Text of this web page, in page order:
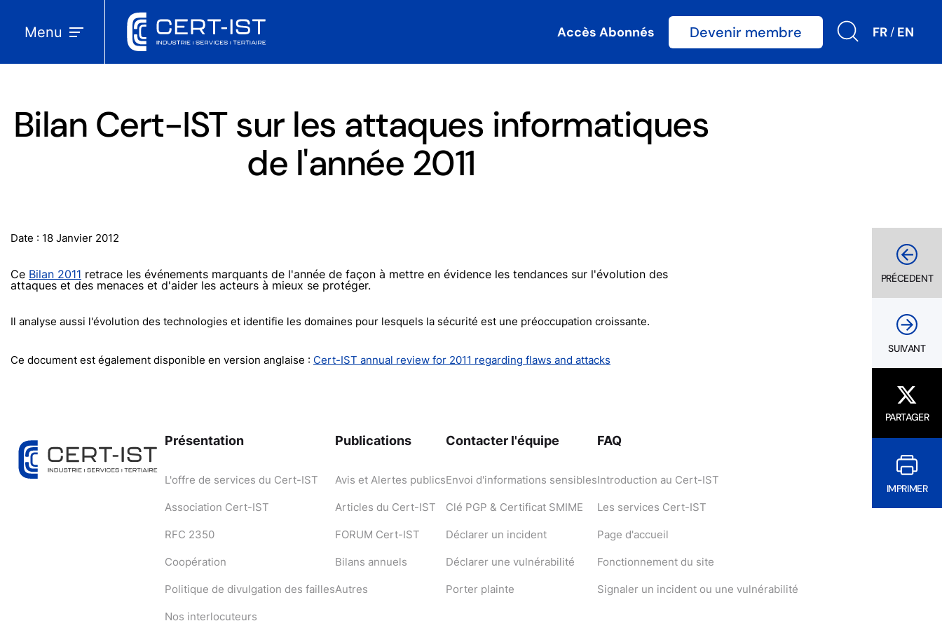
Menu Accès Abonnés Devenir membre FR / EN
Bilan Cert-IST sur les attaques informatiques
de l'année 2011
Date : 18 Janvier 2012
Ce Bilan 2011 retrace les événements marquants de l'année de façon à mettre en évidence les tendances sur l'évolution des
attaques et des menaces et d'aider les acteurs à mieux se protéger.
Il analyse aussi l'évolution des technologies et identifie les domaines pour lesquels la sécurité est une préoccupation croissante.
Ce document est également disponible en version anglaise : Cert-IST annual review for 2011 regarding flaws and attacks
PRÉCEDENT
SUIVANT
PARTAGER
IMPRIMER
Présentation
L'offre de services du Cert-IST
Association Cert-IST
RFC 2350
Coopération
Politique de divulgation des failles
Nos interlocuteurs
Publications
Avis et Alertes publics
Articles du Cert-IST
FORUM Cert-IST
Bilans annuels
Autres
Contacter l'équipe
Envoi d'informations sensibles
Clé PGP & Certificat SMIME
Déclarer un incident
Déclarer une vulnérabilité
Porter plainte
FAQ
Introduction au Cert-IST
Les services Cert-IST
Page d'accueil
Fonctionnement du site
Signaler un incident ou une vulnérabilité